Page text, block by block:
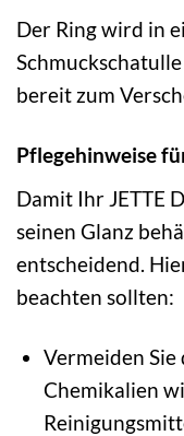
Der Ring wird in
bereit zum
Pflegehinweise
Damit Ihr JETTE
seinen Glanz
entscheidend.
beachten sollten:
Vermeiden
Chemikalien